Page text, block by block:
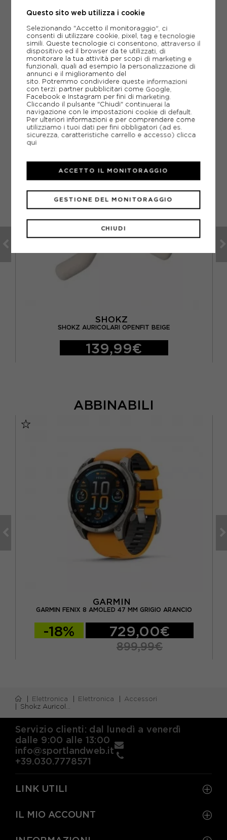
PIÙ INFORMAZIONI
SCHEDA TECNICA
GUIDA ALLE TAGLIE
CONSIGLIATI DA NOI
SHOKZ
SHOKZ AURICOLARI OPENFIT BEIGE
139,99€
ABBINABILI
GARMIN
GARMIN FENIX 8 AMOLED 47 MM GRIGIO ARANCIO
-18% 729,00€
899,99€
Elettronica Elettronica
Accessori
Shokz Auricolari Openrun Grigio
Servizio clienti: dal lunedì a venerdì
dalle 9:00 alle 13:00
info@sportlandweb.it
+39.030.7778571
LINK UTILI
IL MIO ACCOUNT
Questo sito web utilizza i cookie
Selezionando "Accetto il monitoraggio", ci
consenti di utilizzare cookie, pixel, tag e tecnologie
simili. Queste tecnologie ci consentono, attraverso il
dispositivo ed il browser da te utilizzati, di
monitorare la tua attività per scopi di marketing e
funzionali, quali ad esempio la personalizzazione di
annunci e il miglioramento del
sito. Potremmo condividere queste informazioni
con terzi: partner pubblicitari come Google,
Facebook e Instagram per fini di marketing.
Cliccando il pulsante "Chiudi" continuerai la
navigazione con le impostazioni cookie di default.
Per ulteriori informazioni e per comprendere come
utilizziamo i tuoi dati per fini obbligatori (ad es.
sicurezza, caratteristiche carrello e accesso) clicca
qui
CHIUDI
GESTIONE DEL MONITORAGGIO
ACCETTO IL MONITORAGGIO